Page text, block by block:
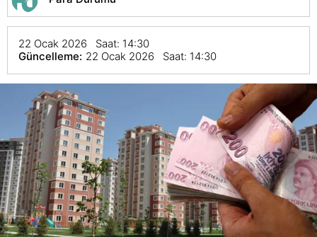
22 Ocak 2026 Saat: 14:30
Güncelleme: 22 Ocak 2026 Saat: 14:30